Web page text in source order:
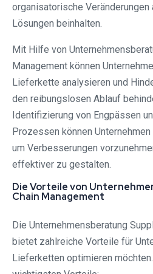
organisatorische
Lösungen beinhalten.
Mit Hilfe von
Management können
Lieferkette analysieren und
den reibungslosen Ablauf
Identifizierung von Engpässen
Prozessen können
um Verbesserungen
effektiver zu gestalten.
Die Vorteile von
Chain Management
Die Unternehmensberatung
bietet zahlreiche Vorteile für
Lieferketten optimieren